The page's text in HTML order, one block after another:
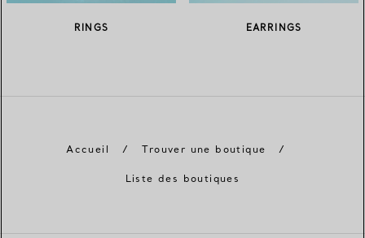
RINGS EARRINGS
Accueil / Trouver une boutique /
Liste des boutiques